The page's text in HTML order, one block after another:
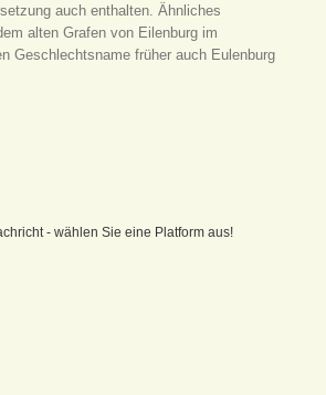
auch enthalten. Ähnliches
alten Grafen von Eilenburg im
Geschlechtsname früher auch Eulenburg
- wählen Sie eine Platform aus!